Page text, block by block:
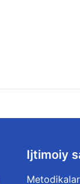
Ijtimoiy
Metodikalar